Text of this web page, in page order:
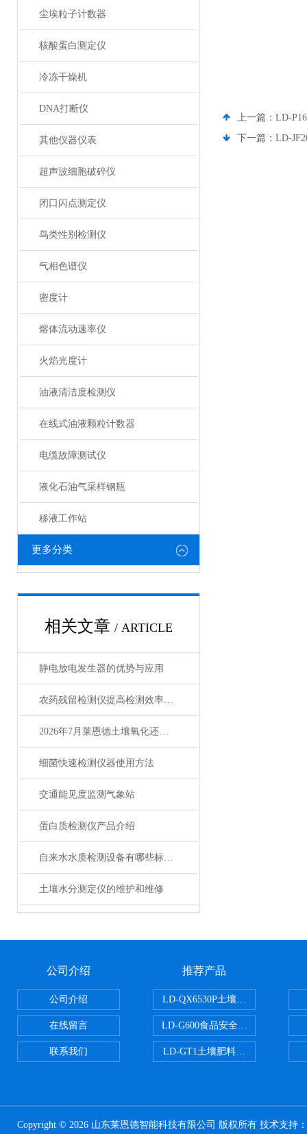
尘埃粒子计数器
核酸蛋白测定仪
冷冻干燥机
DNA打断仪
其他仪器仪表
超声波细胞破碎仪
闭口闪点测定仪
鸟类性别检测仪
气相色谱仪
密度计
熔体流动速率仪
火焰光度计
油液清洁度检测仪
在线式油液颗粒计数器
电缆故障测试仪
液化石油气采样钢瓶
移液工作站
更多分类
相关文章 / ARTICLE
静电放电发生器的优势与应用
农药残留检测仪提高检测效率【莱恩德】
2026年7月莱恩德土壤氧化还原电位仪选购攻略
细菌快速检测仪器使用方法
交通能见度监测气象站
蛋白质检测仪产品介绍
自来水水质检测设备有哪些标准？
土壤水分测定仪的维护和维修
上一篇： LD-
下一篇： LD-
公司介绍
公司介绍
在线留言
联系我们
推荐产品
LD-QX6530P土壤氧化还原电位检
LD-G600食品安全检测仪
LD-GT1土壤肥料养分检测仪
Copyright © 2026 山东莱恩德智能科技有限公司 版权所有 技术支持：